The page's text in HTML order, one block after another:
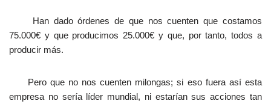
Han dado órdenes de que nos cuenten que costamos
75.000€ y que producimos 25.000€ y que, por tanto, todos a
producir más.
Pero que no nos cuenten milongas; si eso fuera así esta
empresa no sería líder mundial, ni estarían sus acciones tan